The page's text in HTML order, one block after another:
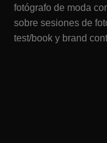
de
entradas
fotógrafo de moda
sobre sesiones de
test/book y brand